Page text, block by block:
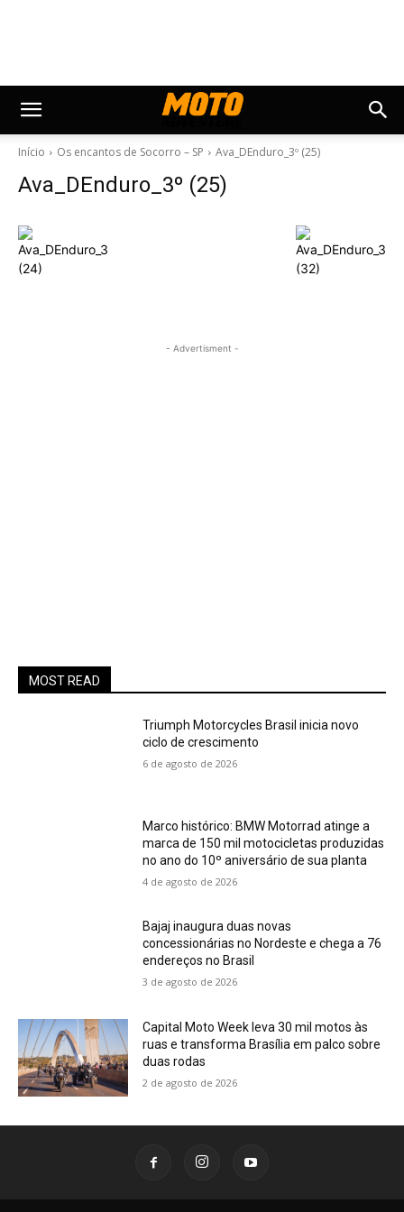
Início Os encantos de Socorro – SP Ava_DEnduro_3º (25)
Ava_DEnduro_3º (25)
- Advertisment -
MOST READ
Triumph Motorcycles Brasil inicia novo
ciclo de crescimento
6 de agosto de 2026
Marco histórico: BMW Motorrad atinge a
marca de 150 mil motocicletas produzidas
no ano do 10º aniversário de sua planta
4 de agosto de 2026
Bajaj inaugura duas novas
concessionárias no Nordeste e chega a 76
endereços no Brasil
3 de agosto de 2026
Capital Moto Week leva 30 mil motos às
ruas e transforma Brasília em palco sobre
duas rodas
2 de agosto de 2026